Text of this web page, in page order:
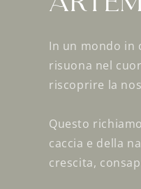
In un mondo in
risuona nel
riscoprire la
Questo
caccia e della
crescita,